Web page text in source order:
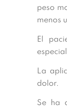
peso
menos
El
La
dolor.
Se ha